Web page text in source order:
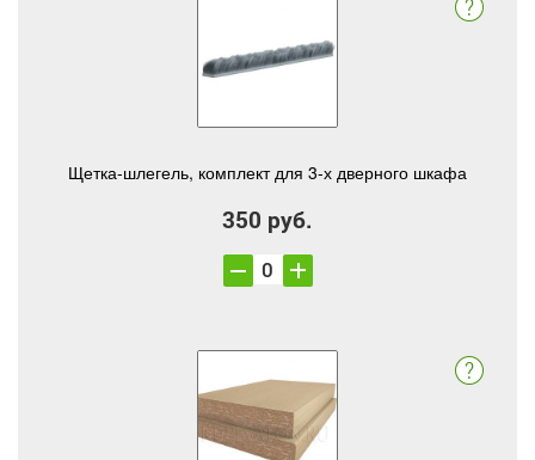
Щетка-шлегель, комплект для 3-х дверного шкафа
350 руб.